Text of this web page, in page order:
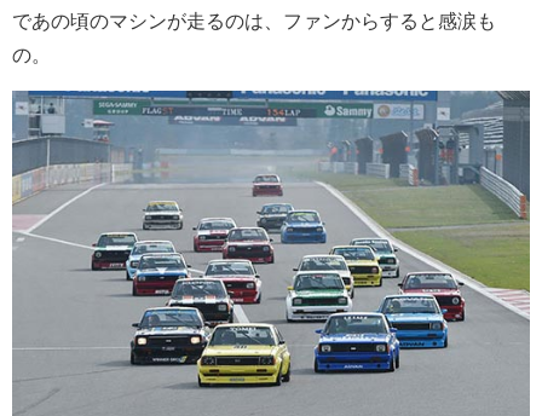
であの頃のマシンが走るのは、ファンからすると感涙も
の。